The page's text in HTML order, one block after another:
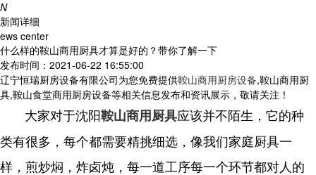
N
新闻详细
ews center
什么样的鞍山商用厨具才算是好的？带你了解一下
发布时间：2021-06-22 16:55:00
辽宁恒瑞厨房设备有限公司为您免费提供鞍山商用厨房设备,鞍山商用厨
具,鞍山食堂商用厨房设备等相关信息发布和资讯展示，敬请关注！
大家对于沈阳鞍山商用厨具应该并不陌生，它的种
类有很多，每个都需要精挑细选，像我们家庭厨具一
样，煎炒焖，炸卤炖，每一道工序每一个环节都对人的